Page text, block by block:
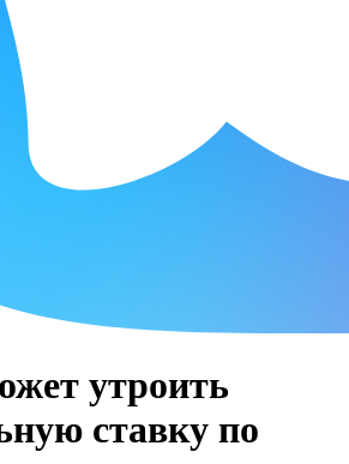
утроить
ставку по